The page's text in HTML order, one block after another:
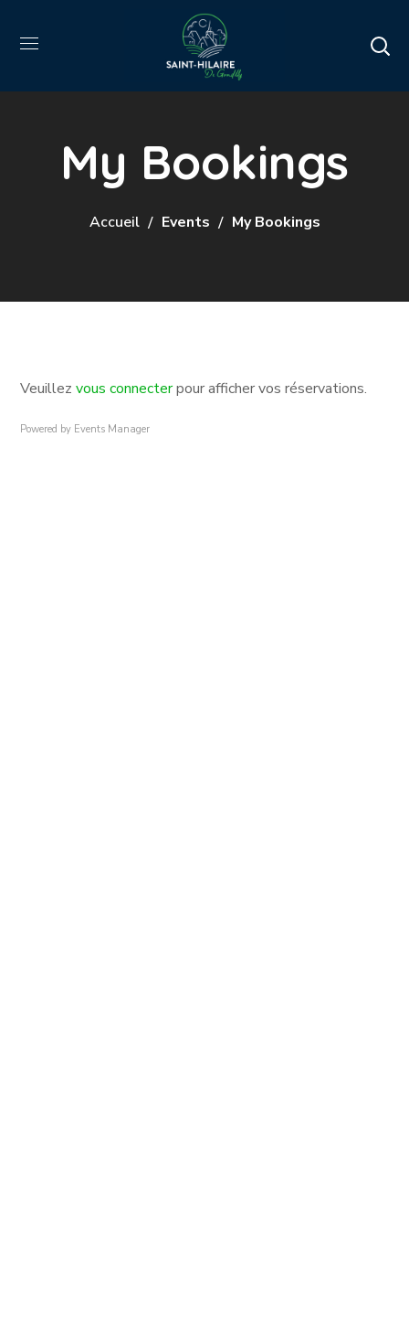
My Bookings
Accueil Events My Bookings
Veuillezvous connecterpour afficher vos réservations.
Powered by Events Manager